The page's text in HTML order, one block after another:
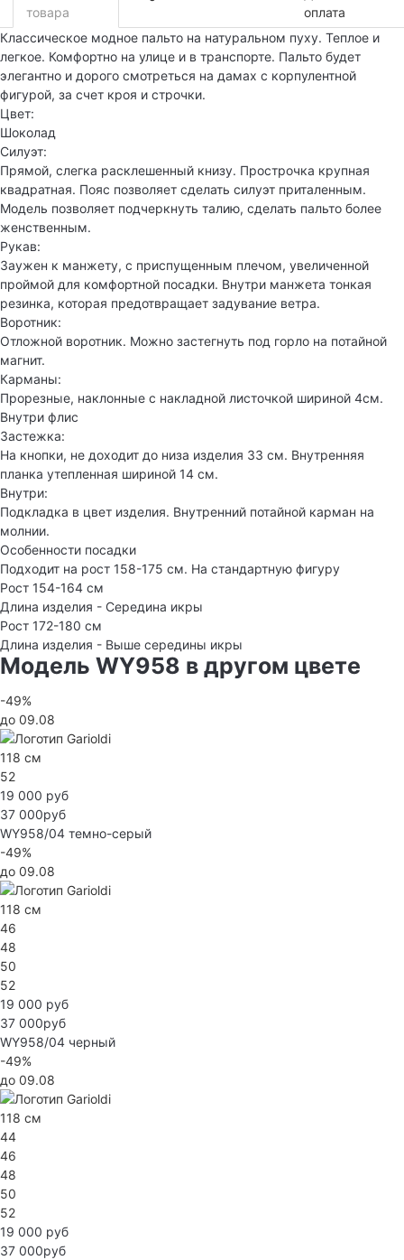
товара
оплата
Классическое модное пальто на натуральном пуху. Теплое и
легкое. Комфортно на улице и в транспорте. Пальто будет
элегантно и дорого смотреться на дамах с корпулентной
фигурой, за счет кроя и строчки.
Цвет:
Шоколад
Силуэт:
Прямой, слегка расклешенный книзу. Прострочка крупная
квадратная. Пояс позволяет сделать силуэт приталенным.
Модель позволяет подчеркнуть талию, сделать пальто более
женственным.
Рукав:
Заужен к манжету, с приспущенным плечом, увеличенной
проймой для комфортной посадки. Внутри манжета тонкая
резинка, которая предотвращает задувание ветра.
Воротник:
Отложной воротник. Можно застегнуть под горло на потайной
магнит.
Карманы:
Прорезные, наклонные с накладной листочкой шириной 4см.
Внутри флис
Застежка:
На кнопки, не доходит до низа изделия 33 см. Внутренняя
планка утепленная шириной 14 см.
Внутри:
Подкладка в цвет изделия. Внутренний потайной карман на
молнии.
Особенности посадки
Подходит на рост 158-175 см. На стандартную фигуру
Рост 154-164 см
Длина изделия - Середина икры
Рост 172-180 см
Длина изделия - Выше середины икры
Модель WY958 в другом цвете
-49%
до 09.08
118 см
52
19 000 руб
37 000руб
WY958/04 темно-серый
-49%
до 09.08
118 см
46
48
50
52
19 000 руб
37 000руб
WY958/04 черный
-49%
до 09.08
118 см
44
46
48
50
52
19 000 руб
37 000руб